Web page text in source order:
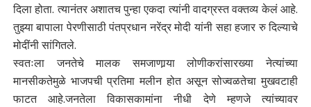
दिला होता. त्यानंतर अशातच पुन्हा एकदा त्यांनी वादग्रस्त वक्तव्य केलं आहे.
तुझ्या बापाला पेरणीसाठी पंतप्रधान नरेंद्र मोदी यांनी सहा हजार रु दिल्याचे
मोदींनी सांगितले.
स्वतःला जनतेचे मालक समजाणार्‍या लोणीकरांसारख्या नेत्यांच्या
मानसीकतेमुळे भाजपची प्रतिमा मलीन होत असून सोज्वळतेचा मुखवटाही
फाटत आहे.जनतेला विकासकामांना नीधी देणे म्हणजे त्यांच्यावर